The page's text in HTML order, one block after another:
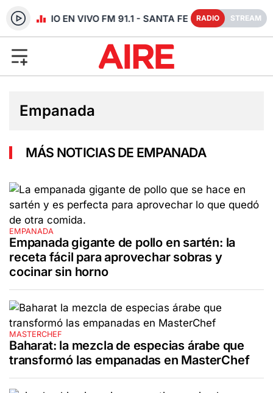
RADIO EN VIVO FM 91.1 - SANTA FE RADIO STREAM
Empanada
MÁS NOTICIAS DE EMPANADA
EMPANADA
Empanada gigante de pollo en sartén: la
receta fácil para aprovechar sobras y
cocinar sin horno
MASTERCHEF
Baharat: la mezcla de especias árabe que
transformó las empanadas en MasterChef